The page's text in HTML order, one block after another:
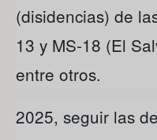
(disidencias) de
13 y MS-18 (El
entre otros.
2025, seguir las